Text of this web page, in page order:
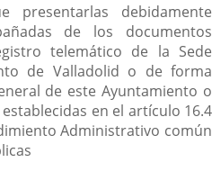
presentarlas debidamente
de los documentos
telemático de la Sede
de Valladolid o de forma
de este Ayuntamiento o
en el artículo 16.4
Administrativo común